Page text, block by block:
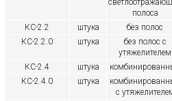
полоса
КС-2.2 штука без полос
КС-2.2.0
штука
без полос с
утяжелителем
КС-2.4 штука
КС-2.4.0
штука
с